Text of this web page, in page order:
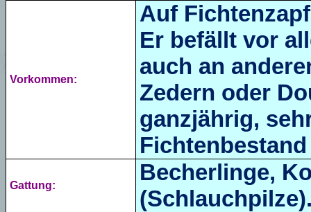
Vorkommen:
Auf
Er befällt vor
auch an
Zedern oder
ganzjährig,
Gattung:
Becherlinge,